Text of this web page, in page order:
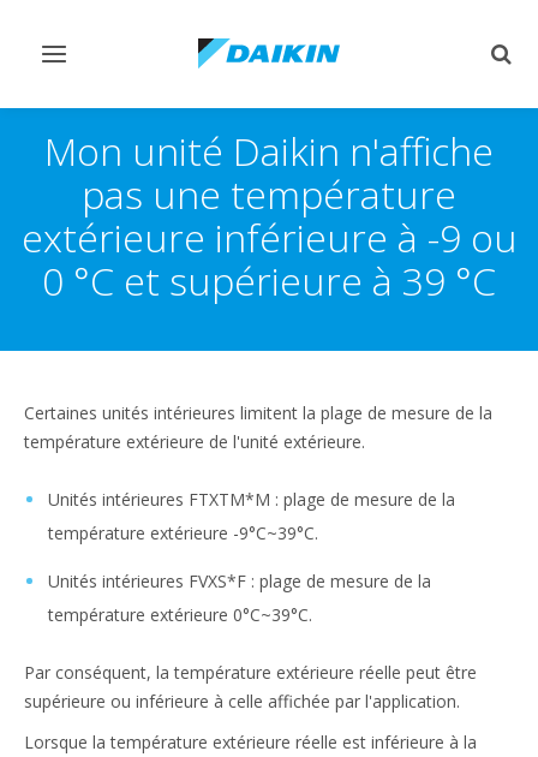
Afficher/masquer
Mon unité Daikin n'affiche
pas une température
extérieure inférieure à -9 ou
0 °C et supérieure à 39 °C
Certaines unités intérieures limitent la plage de mesure de la
température extérieure de l'unité extérieure.
Unités intérieures FTXTM*M : plage de mesure de la
température extérieure -9°C~39°C.
Unités intérieures FVXS*F : plage de mesure de la
température extérieure 0°C~39°C.
Par conséquent, la température extérieure réelle peut être
supérieure ou inférieure à celle affichée par l'application.
Lorsque la température extérieure réelle est inférieure à la